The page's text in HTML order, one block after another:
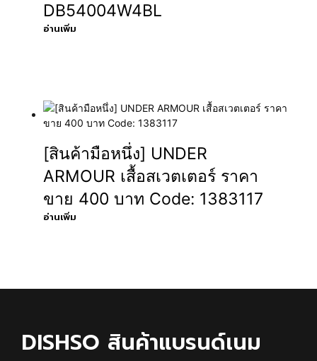
DB54004W4BL
อ่านเพิ่ม
[สินค้ามือหนึ่ง] UNDER
ARMOUR เสื้อสเวตเตอร์ ราคา
ขาย 400 บาท Code: 1383117
อ่านเพิ่ม
DISHSO สินค้าแบรนด์เนม